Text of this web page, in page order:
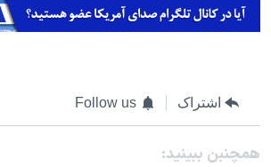
اشتراک Follow us
همچنبن ببینید: